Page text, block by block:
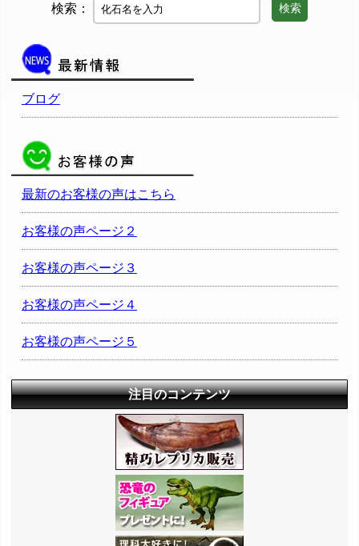
検索： 検索
ブログ
最新のお客様の声はこちら
お客様の声ページ２
お客様の声ページ３
お客様の声ページ４
お客様の声ページ５
注目のコンテンツ